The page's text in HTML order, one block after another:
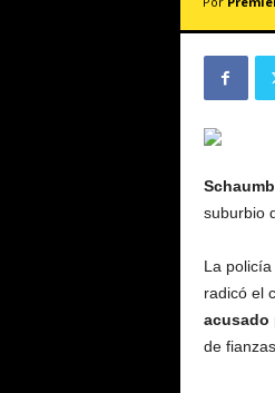
suburbio
La
radicó el
acusado
de